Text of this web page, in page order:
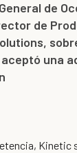
de
de
una
Kinetic